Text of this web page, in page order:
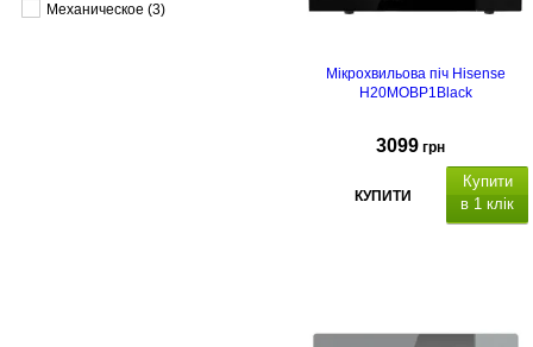
Механическое (3)
Мікрохвильова піч Hisense
H20MOBP1Black
3099 грн
КУПИТИ
Купити
в 1 клік